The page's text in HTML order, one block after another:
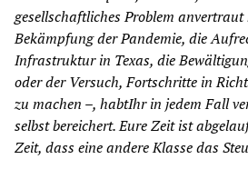
gesellschaftliches Problem anvertraut
Bekämpfung der Pandemie, die
Infrastruktur in Texas, die
oder der Versuch, Fortschritte in
zu machen –, habtIhrin jedem Fall
selbst bereichert.EureZeit ist
Zeit, dass eine andere Klasse das